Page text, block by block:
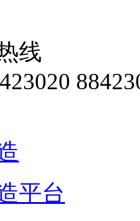
线
平台